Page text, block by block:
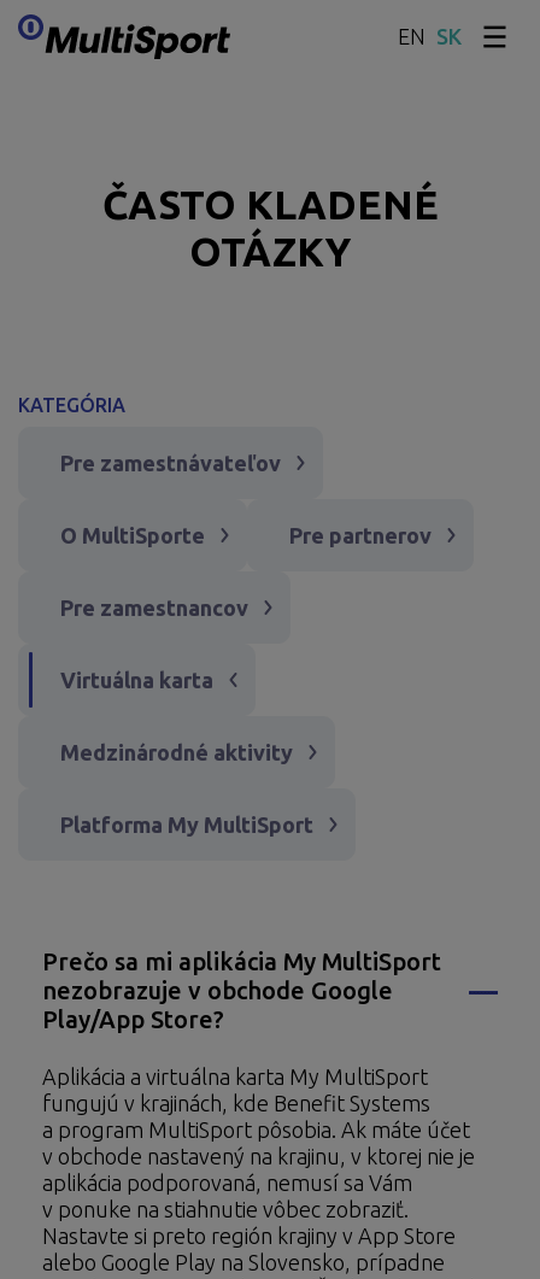
Preskočiť obsah
EN
ČASTO KLADENÉ
OTÁZKY
KATEGÓRIA
Pre zamestnávateľov
O MultiSporte Pre partnerov
Pre zamestnancov
Virtuálna karta
Medzinárodné aktivity
Platforma My MultiSport
Prečo sa mi aplikácia My MultiSport
nezobrazuje v obchode Google
Play/App Store?
Aplikácia a virtuálna karta My MultiSport
fungujú v krajinách, kde Benefit Systems
a program MultiSport pôsobia. Ak máte účet
v obchode nastavený na krajinu, v ktorej nie je
aplikácia podporovaná, nemusí sa Vám
v ponuke na stiahnutie vôbec zobraziť.
Nastavte si preto región krajiny v App Store
alebo Google Play na Slovensko, prípadne